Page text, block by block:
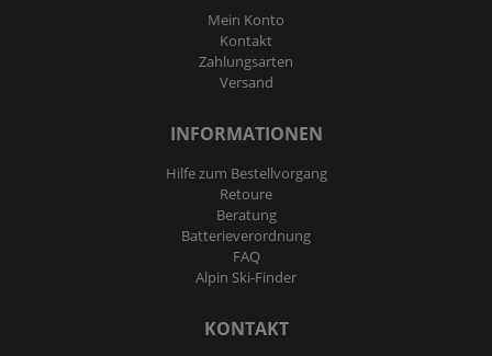
Mein Konto
Kontakt
Zahlungsarten
Versand
INFORMATIONEN
Hilfe zum Bestellvorgang
Retoure
Beratung
Batterieverordnung
FAQ
Alpin Ski-Finder
KONTAKT